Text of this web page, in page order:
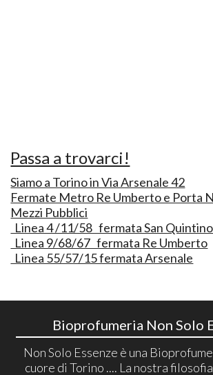
Passa a trovarci!
Siamo a Torino in Via Arsenale 42
Fermate Metro Re Umberto e Porta
Mezzi Pubblici
Linea 4 /11/58 fermata San Quintino
Linea 9/68/67 fermata Re Umberto
Linea 55/57/15 fermata Arsenale
Bioprofumeria Non Solo
Non Solo Essenze è una
cuore di Torino .... La nostra